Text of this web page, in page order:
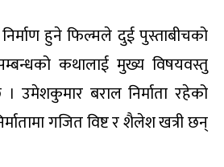
हुने फिल्मले दुई पुस्ताबीचको
कथालाई मुख्य विषयवस्तु
उमेशकुमार बराल निर्माता रहेको
गजित विष्ट र शैलेश खत्री छन्